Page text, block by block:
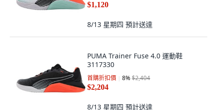
$1,120
8/13 星期四 預計送達
PUMA Trainer Fuse 4.0 運動鞋
3117330
首購折扣價 8%$2,404
$2,204
8/13 星期四 預計送達